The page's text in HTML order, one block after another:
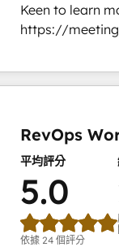
Keen to learn
https://
RevOps
平均評分
5.0
依據 24 個評分